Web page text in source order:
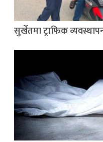
सुर्खेतमा ट्राफिक